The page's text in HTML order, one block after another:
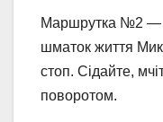
Маршрутка №2 —
шматок життя
стоп. Сідайте,
поворотом.